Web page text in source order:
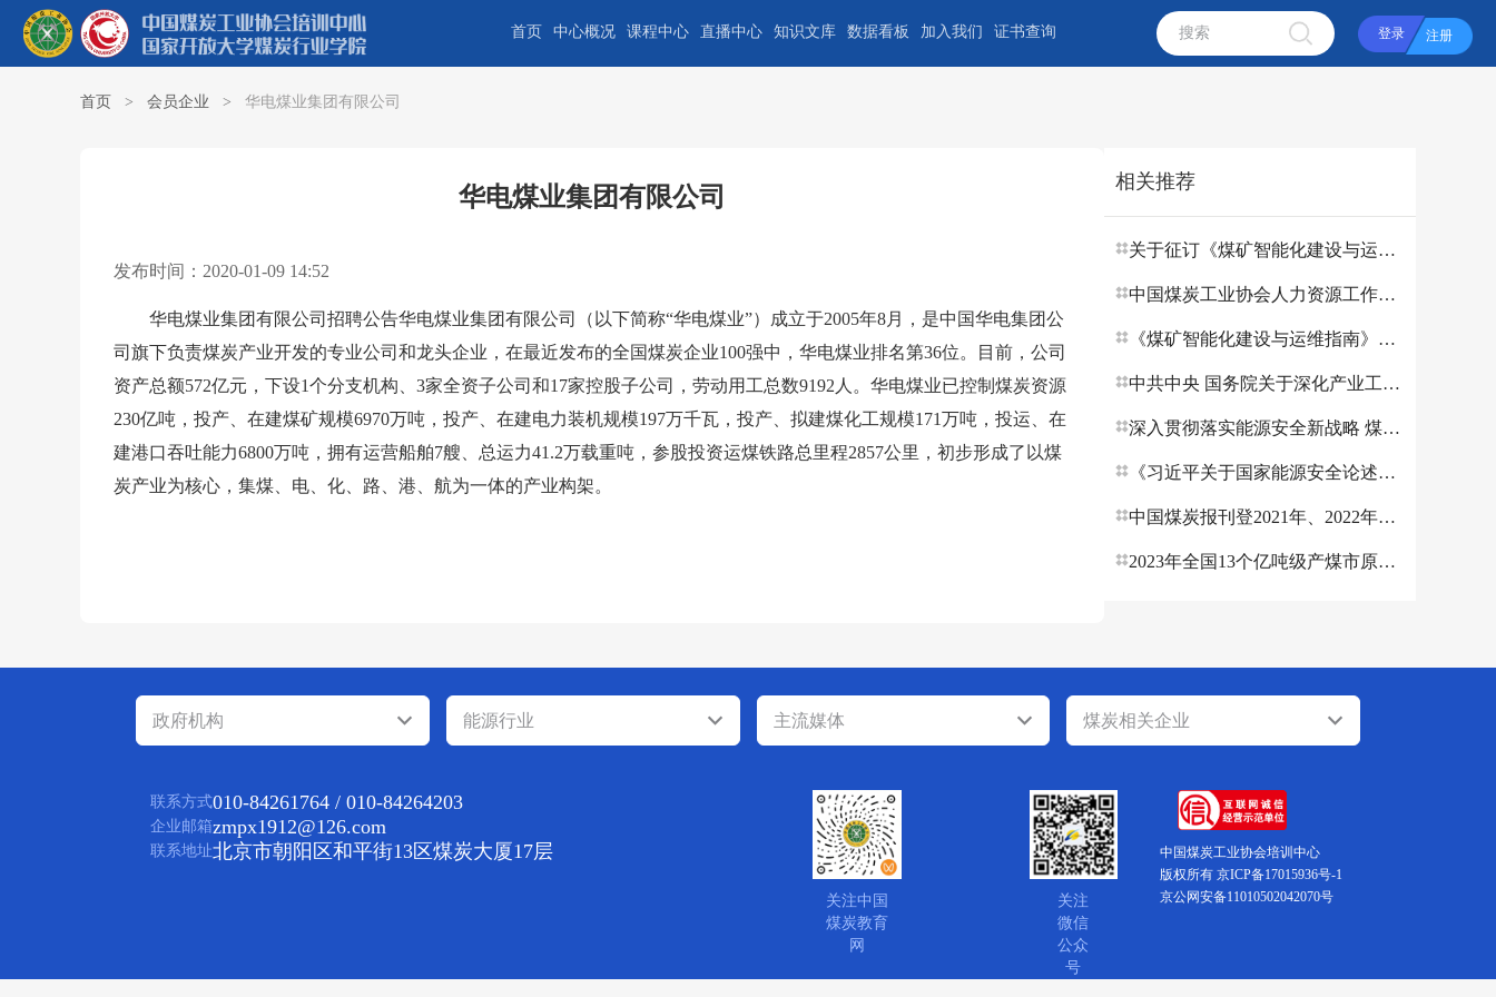
首页 中心概况 课程中心 直播中心 知识文库 数据看板 加入我们 证书查询 登录 注册
首页 > 会员企业 > 华电煤业集团有限公司
华电煤业集团有限公司
发布时间：2020-01-09 14:52
华电煤业集团有限公司招聘公告华电煤业集团有限公司（以下简称“华电煤业”）成立于2005年8月，是中国华电集团公
司旗下负责煤炭产业开发的专业公司和龙头企业，在最近发布的全国煤炭企业100强中，华电煤业排名第36位。目前，公司
资产总额572亿元，下设1个分支机构、3家全资子公司和17家控股子公司，劳动用工总数9192人。华电煤业已控制煤炭资源
230亿吨，投产、在建煤矿规模6970万吨，投产、在建电力装机规模197万千瓦，投产、拟建煤化工规模171万吨，投运、在
建港口吞吐能力6800万吨，拥有运营船舶7艘、总运力41.2万载重吨，参股投资运煤铁路总里程2857公里，初步形成了以煤
炭产业为核心，集煤、电、化、路、港、航为一体的产业构架。
相关推荐
关于征订《煤矿智能化建设与运维指南》培训教材从书的通知
中国煤炭工业协会人力资源工作委员会2025年年会暨煤炭行业教育培训与实训（实习）基地建设现场会在哈尔滨召开
《煤矿智能化建设与运维指南》培训教材审读会暨编写经验交流会在徐州召开
中共中央 国务院关于深化产业工人队伍建设改革的意见
深入贯彻落实能源安全新战略 煤炭工业实现跨越式发展
《习近平关于国家能源安全论述摘编》出版发行
中国煤炭报刊登2021年、2022年煤炭行业职业经理人执业资格人员名单
2023年全国13个亿吨级产煤市原煤产量相继公布
政府机构 能源行业 主流媒体 煤炭相关企业
联系方式010-84261764 / 010-84264203
企业邮箱zmpx1912@126.com
联系地址北京市朝阳区和平街13区煤炭大厦17层
关注中国
煤炭教育
网
关注
微信
公众
号
中国煤炭工业协会培训中心
版权所有 京ICP备17015936号-1
京公网安备11010502042070号